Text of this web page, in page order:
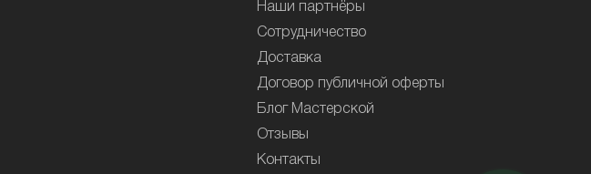
Наши партнёры
Сотрудничество
Доставка
Договор публичной оферты
Блог Мастерской
Отзывы
Контакты